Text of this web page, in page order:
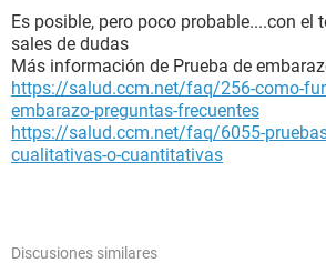
Es posible, pero poco probable....con el
sales de dudas
Más información de Prueba de
https://salud.ccm.net/faq/256-como-
embarazo-preguntas-frecuentes
https://salud.ccm.net/faq/6055-
cualitativas-o-cuantitativas
Discusiones similares